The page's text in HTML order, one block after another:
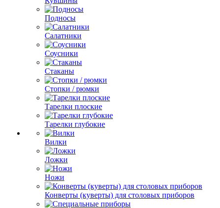
Подносы
Салатники
Соусники
Стаканы
Стопки / рюмки
Тарелки плоские
Тарелки глубокие
Вилки
Ложки
Ножи
Конверты (куверты) для столовых приборов